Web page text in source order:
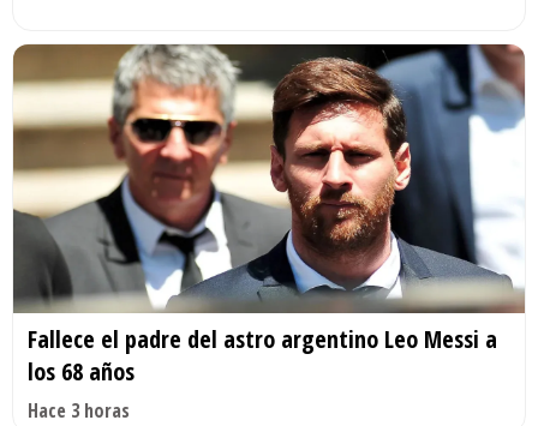
Fallece el padre del astro argentino Leo Messi a
los 68 años
Hace 3 horas